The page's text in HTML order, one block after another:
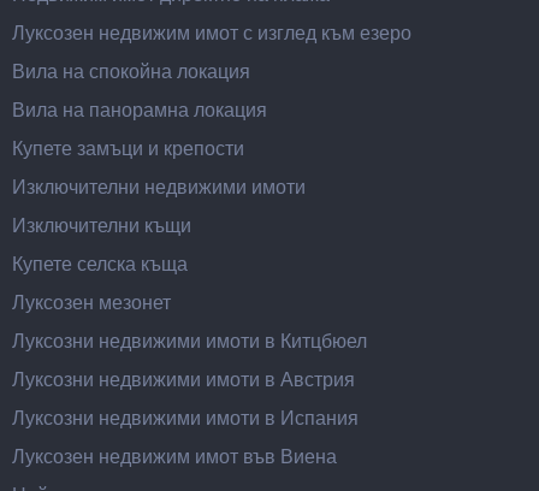
Луксозен недвижим имот с изглед към езеро
Вила на спокойна локация
Вила на панорамна локация
Купете замъци и крепости
Изключителни недвижими имоти
Изключителни къщи
Купете селска къща
Луксозен мезонет
Луксозни недвижими имоти в Китцбюел
Луксозни недвижими имоти в Австрия
Луксозни недвижими имоти в Испания
Луксозен недвижим имот във Виена